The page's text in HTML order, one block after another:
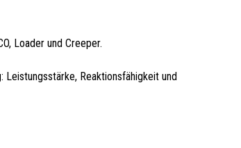
Loader und Creeper.
: Leistungsstärke, Reaktionsfähigkeit und